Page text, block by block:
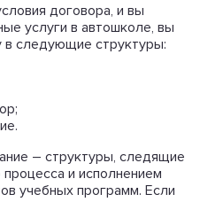
договора, и вы
услуги в автошколе, вы
следующие структуры:
– структуры, следящие
и исполнением
учебных программ. Если